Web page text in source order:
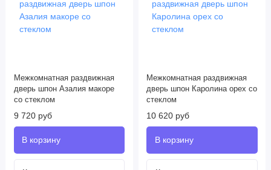
Межкомнатная раздвижная
дверь шпон Азалия макоре
со стеклом
9 720 руб
Межкомнатная раздвижная
дверь шпон Каролина орех со
стеклом
10 620 руб